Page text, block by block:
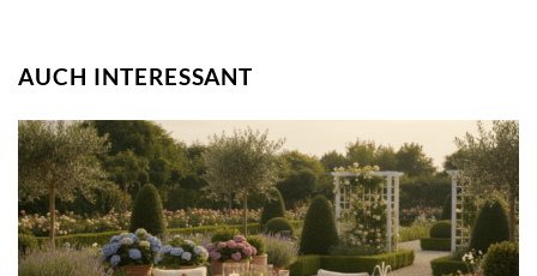
AUCH INTERESSANT